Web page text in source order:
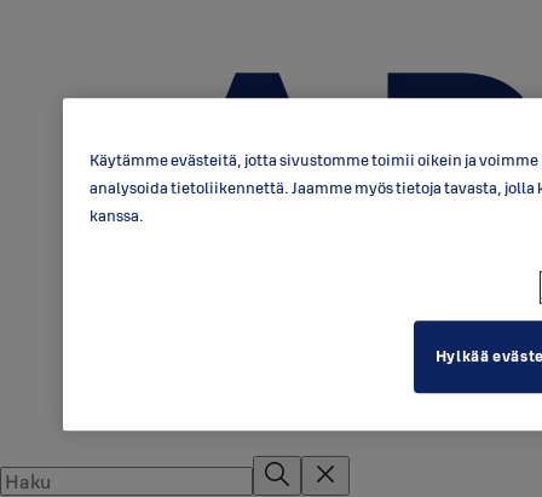
Käytämme evästeitä, jotta sivustomme toimii oikein ja
analysoida tietoliikennettä. Jaamme myös tietoja tavasta,
kanssa.
Hylkää